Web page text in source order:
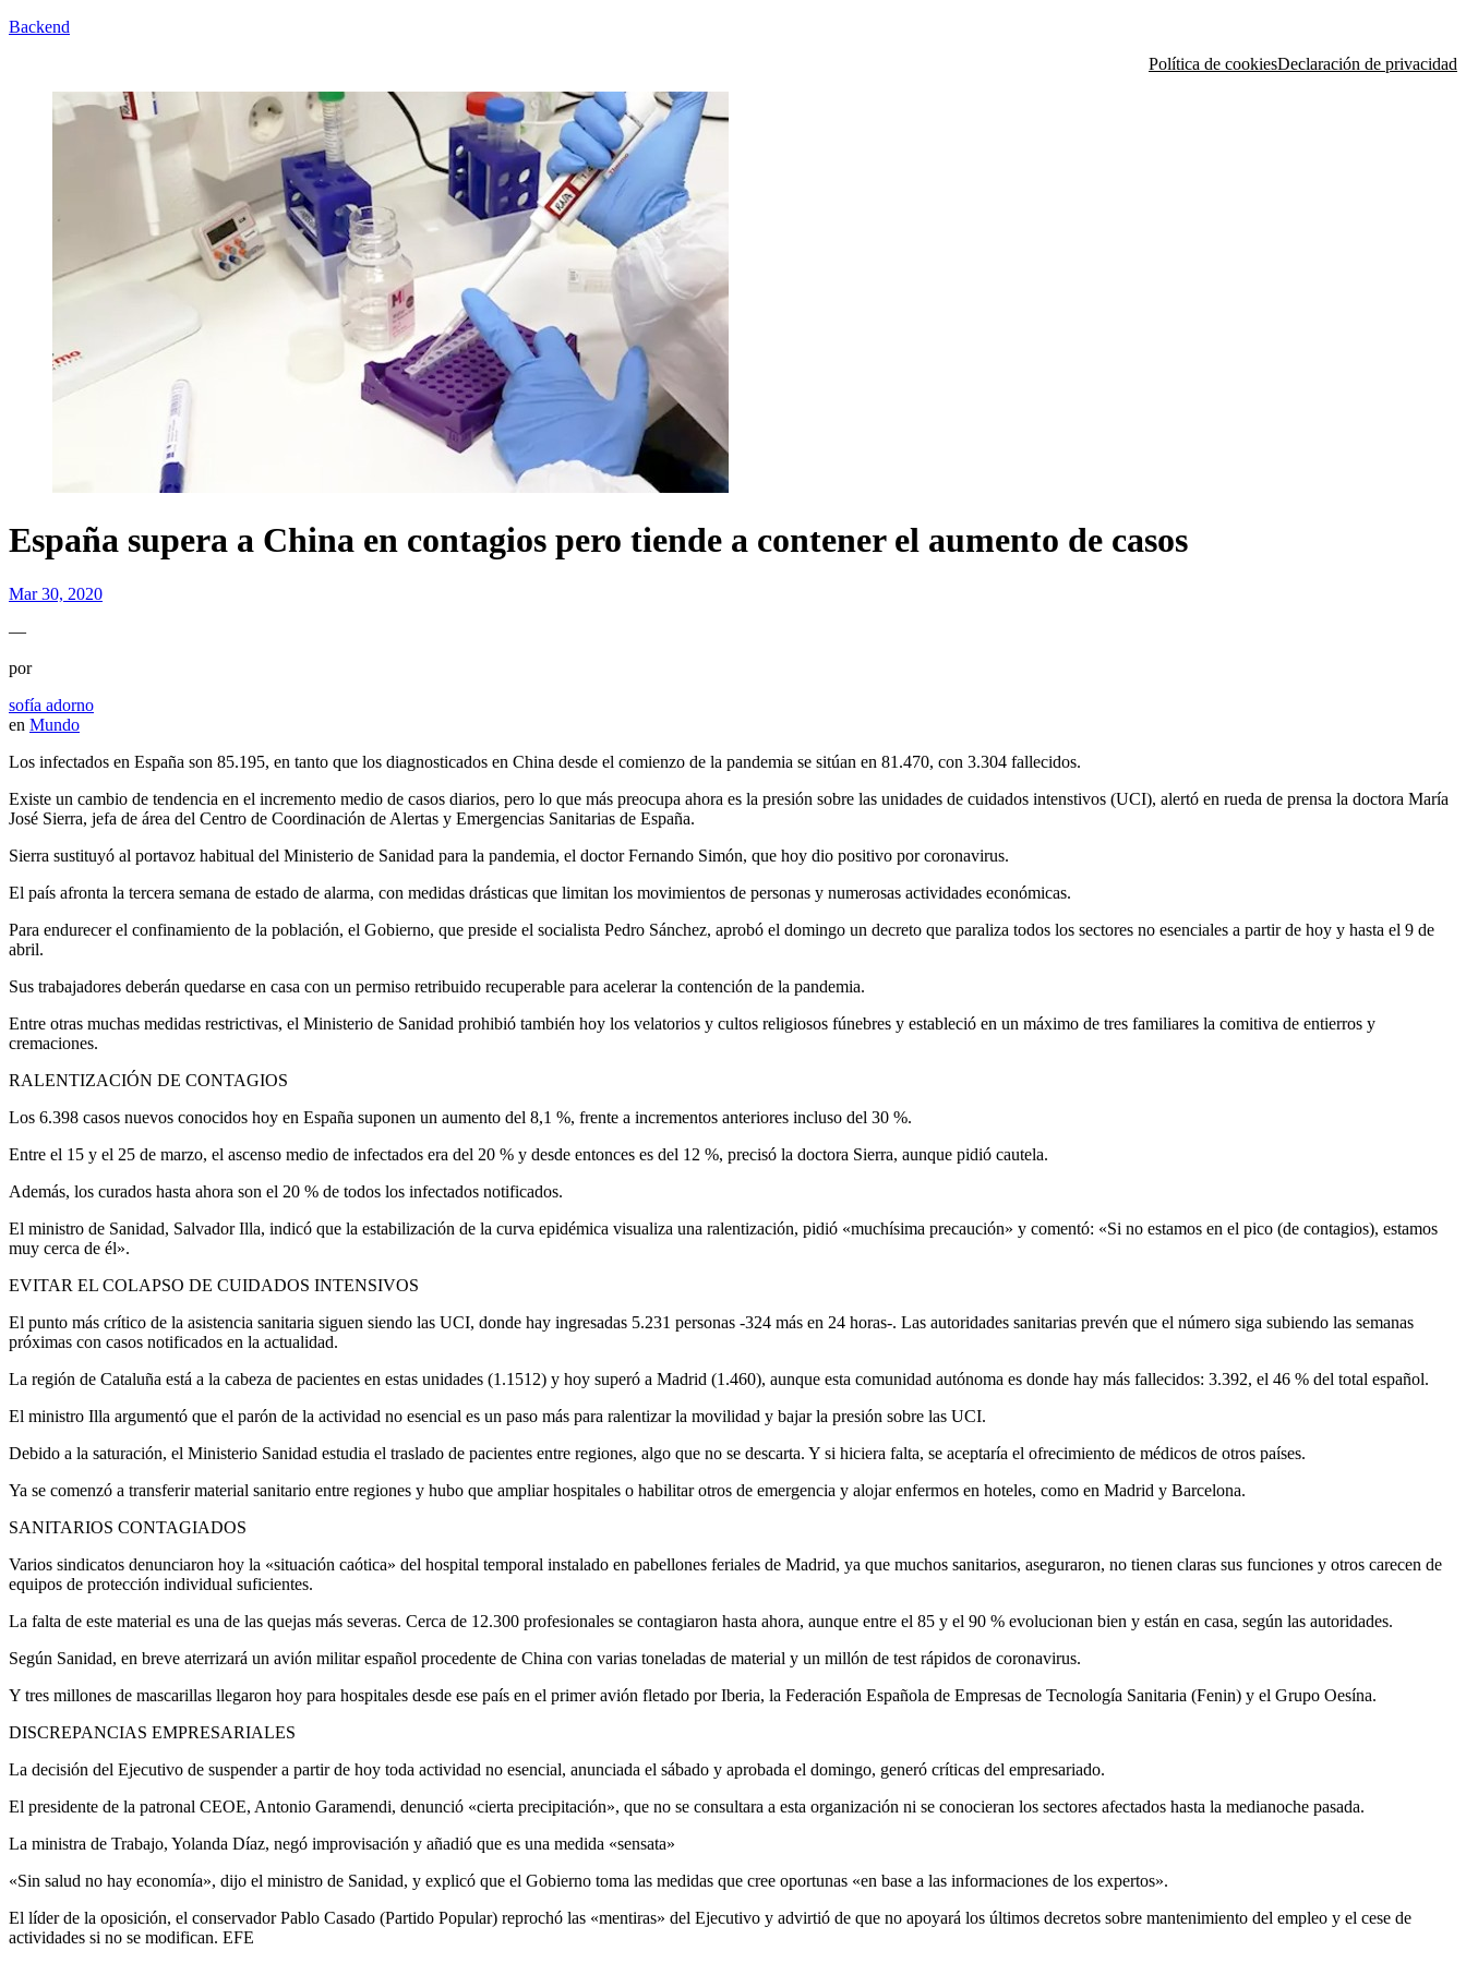
Backend
Política de cookiesDeclaración de privacidad
España supera a China en contagios pero tiende a contener el aumento de casos
Mar 30, 2020
—
por
sofía adorno
en Mundo
Los infectados en España son 85.195, en tanto que los diagnosticados en China desde el comienzo de la pandemia se sitúan en 81.470, con 3.304 fallecidos.
Existe un cambio de tendencia en el incremento medio de casos diarios, pero lo que más preocupa ahora es la presión sobre las unidades de cuidados intenstivos (UCI), alertó en rueda de prensa la doctora María
José Sierra, jefa de área del Centro de Coordinación de Alertas y Emergencias Sanitarias de España.
Sierra sustituyó al portavoz habitual del Ministerio de Sanidad para la pandemia, el doctor Fernando Simón, que hoy dio positivo por coronavirus.
El país afronta la tercera semana de estado de alarma, con medidas drásticas que limitan los movimientos de personas y numerosas actividades económicas.
Para endurecer el confinamiento de la población, el Gobierno, que preside el socialista Pedro Sánchez, aprobó el domingo un decreto que paraliza todos los sectores no esenciales a partir de hoy y hasta el 9 de
abril.
Sus trabajadores deberán quedarse en casa con un permiso retribuido recuperable para acelerar la contención de la pandemia.
Entre otras muchas medidas restrictivas, el Ministerio de Sanidad prohibió también hoy los velatorios y cultos religiosos fúnebres y estableció en un máximo de tres familiares la comitiva de entierros y
cremaciones.
RALENTIZACIÓN DE CONTAGIOS
Los 6.398 casos nuevos conocidos hoy en España suponen un aumento del 8,1 %, frente a incrementos anteriores incluso del 30 %.
Entre el 15 y el 25 de marzo, el ascenso medio de infectados era del 20 % y desde entonces es del 12 %, precisó la doctora Sierra, aunque pidió cautela.
Además, los curados hasta ahora son el 20 % de todos los infectados notificados.
El ministro de Sanidad, Salvador Illa, indicó que la estabilización de la curva epidémica visualiza una ralentización, pidió «muchísima precaución» y comentó: «Si no estamos en el pico (de contagios), estamos
muy cerca de él».
EVITAR EL COLAPSO DE CUIDADOS INTENSIVOS
El punto más crítico de la asistencia sanitaria siguen siendo las UCI, donde hay ingresadas 5.231 personas -324 más en 24 horas-. Las autoridades sanitarias prevén que el número siga subiendo las semanas
próximas con casos notificados en la actualidad.
La región de Cataluña está a la cabeza de pacientes en estas unidades (1.1512) y hoy superó a Madrid (1.460), aunque esta comunidad autónoma es donde hay más fallecidos: 3.392, el 46 % del total español.
El ministro Illa argumentó que el parón de la actividad no esencial es un paso más para ralentizar la movilidad y bajar la presión sobre las UCI.
Debido a la saturación, el Ministerio Sanidad estudia el traslado de pacientes entre regiones, algo que no se descarta. Y si hiciera falta, se aceptaría el ofrecimiento de médicos de otros países.
Ya se comenzó a transferir material sanitario entre regiones y hubo que ampliar hospitales o habilitar otros de emergencia y alojar enfermos en hoteles, como en Madrid y Barcelona.
SANITARIOS CONTAGIADOS
Varios sindicatos denunciaron hoy la «situación caótica» del hospital temporal instalado en pabellones feriales de Madrid, ya que muchos sanitarios, aseguraron, no tienen claras sus funciones y otros carecen de
equipos de protección individual suficientes.
La falta de este material es una de las quejas más severas. Cerca de 12.300 profesionales se contagiaron hasta ahora, aunque entre el 85 y el 90 % evolucionan bien y están en casa, según las autoridades.
Según Sanidad, en breve aterrizará un avión militar español procedente de China con varias toneladas de material y un millón de test rápidos de coronavirus.
Y tres millones de mascarillas llegaron hoy para hospitales desde ese país en el primer avión fletado por Iberia, la Federación Española de Empresas de Tecnología Sanitaria (Fenin) y el Grupo Oesína.
DISCREPANCIAS EMPRESARIALES
La decisión del Ejecutivo de suspender a partir de hoy toda actividad no esencial, anunciada el sábado y aprobada el domingo, generó críticas del empresariado.
El presidente de la patronal CEOE, Antonio Garamendi, denunció «cierta precipitación», que no se consultara a esta organización ni se conocieran los sectores afectados hasta la medianoche pasada.
La ministra de Trabajo, Yolanda Díaz, negó improvisación y añadió que es una medida «sensata»
«Sin salud no hay economía», dijo el ministro de Sanidad, y explicó que el Gobierno toma las medidas que cree oportunas «en base a las informaciones de los expertos».
El líder de la oposición, el conservador Pablo Casado (Partido Popular) reprochó las «mentiras» del Ejecutivo y advirtió de que no apoyará los últimos decretos sobre mantenimiento del empleo y el cese de
actividades si no se modifican. EFE